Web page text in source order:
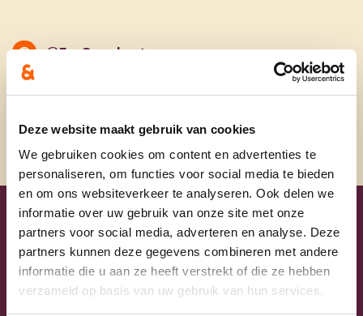
Deze website maakt gebruik van cookies
We gebruiken cookies om content en advertenties te
personaliseren, om functies voor social media te bieden
en om ons websiteverkeer te analyseren. Ook delen we
informatie over uw gebruik van onze site met onze
partners voor social media, adverteren en analyse. Deze
partners kunnen deze gegevens combineren met andere
informatie die u aan ze heeft verstrekt of die ze hebben
verzameld op basis van uw gebruik van hun services.
@EvaCouckuyt
Uw lijsttrekkers